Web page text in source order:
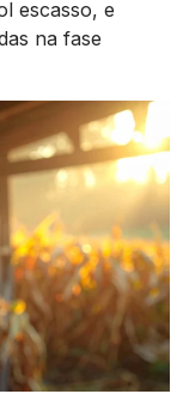
escasso, e
na fase